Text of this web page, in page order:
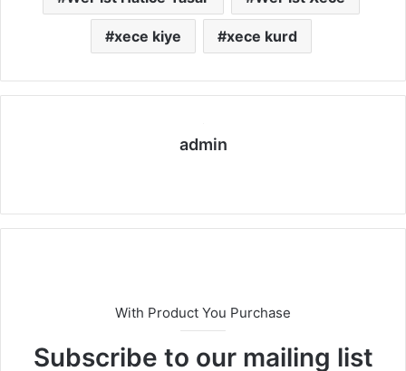
xece kiye xece kurd
admin
eit
With Product You Purchase
Subscribe to our mailing list